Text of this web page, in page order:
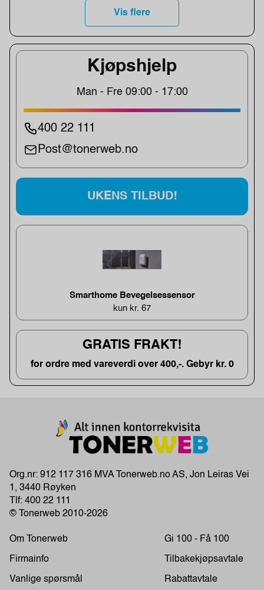
Kjøpshjelp
Man - Fre 09:00 - 17:00
400 22 111
Post@tonerweb.no
UKENS TILBUD!
Smarthome Bevegelsessensor
kun kr. 67
GRATIS FRAKT!
for ordre med vareverdi over 400,-. Gebyr kr. 0
Vis flere
Org.nr: 912 117 316 MVA Tonerweb.no AS, Jon Leiras Vei
1, 3440 Røyken
Tlf: 400 22 111
© Tonerweb 2010-2026
Om Tonerweb
Firmainfo
Vanlige spørsmål
Gi 100 - Få 100
Tilbakekjøpsavtale
Rabattavtale